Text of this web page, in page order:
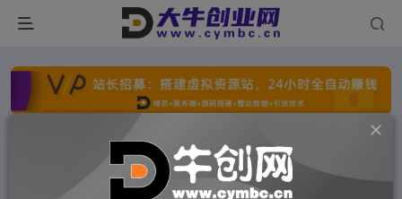
点击开通分站+ 每日收入300+
文字广告火爆招租 文字广告火爆招租